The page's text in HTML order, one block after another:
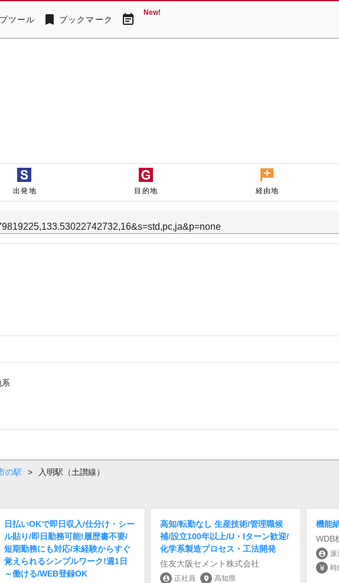
ツール bookmark ブックマーク event_note New!
出発地 目的地 経由地
の駅 > 入明駅（土讃線）
日払いOKで即日収入/仕分け・シー
ル貼り/即日勤務可能!履歴書不要/
短期勤務にも対応/未経験からすぐ
覚えられるシンプルワーク!週1日
～働ける/WEB登録OK
高知/転勤なし 生産技術/管理職候
補/設立100年以上/U・Iターン歓迎/
化学系製造プロセス・工法開発
住友大阪セメント株式会社
account_circle 正社員 location_on 高知県
機能
WDB
account_circle 派
currency_yen 時